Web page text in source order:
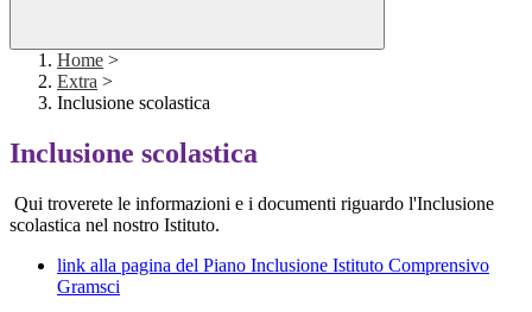
Home >
Extra >
Inclusione scolastica
Inclusione scolastica
Qui troverete le informazioni e i documenti riguardo l'Inclusione
scolastica nel nostro Istituto.
link alla pagina del Piano Inclusione Istituto Comprensivo
Gramsci